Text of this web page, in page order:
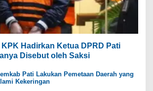
Hadirkan Ketua DPRD Pati
Disebut oleh Saksi
Pati Lakukan Pemetaan Daerah yang
Kekeringan